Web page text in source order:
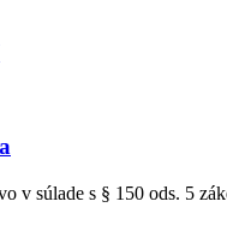
v súlade s § 150 ods. 5